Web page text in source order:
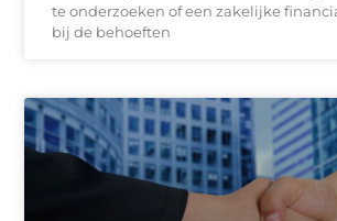
te onderzoeken of een zakelijke
bij de behoeften